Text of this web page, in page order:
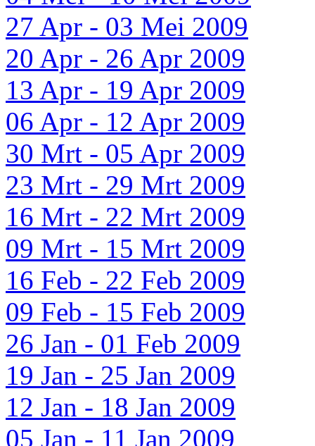
27 Apr - 03 Mei 2009
20 Apr - 26 Apr 2009
13 Apr - 19 Apr 2009
06 Apr - 12 Apr 2009
30 Mrt - 05 Apr 2009
23 Mrt - 29 Mrt 2009
16 Mrt - 22 Mrt 2009
09 Mrt - 15 Mrt 2009
16 Feb - 22 Feb 2009
09 Feb - 15 Feb 2009
26 Jan - 01 Feb 2009
19 Jan - 25 Jan 2009
12 Jan - 18 Jan 2009
05 Jan - 11 Jan 2009